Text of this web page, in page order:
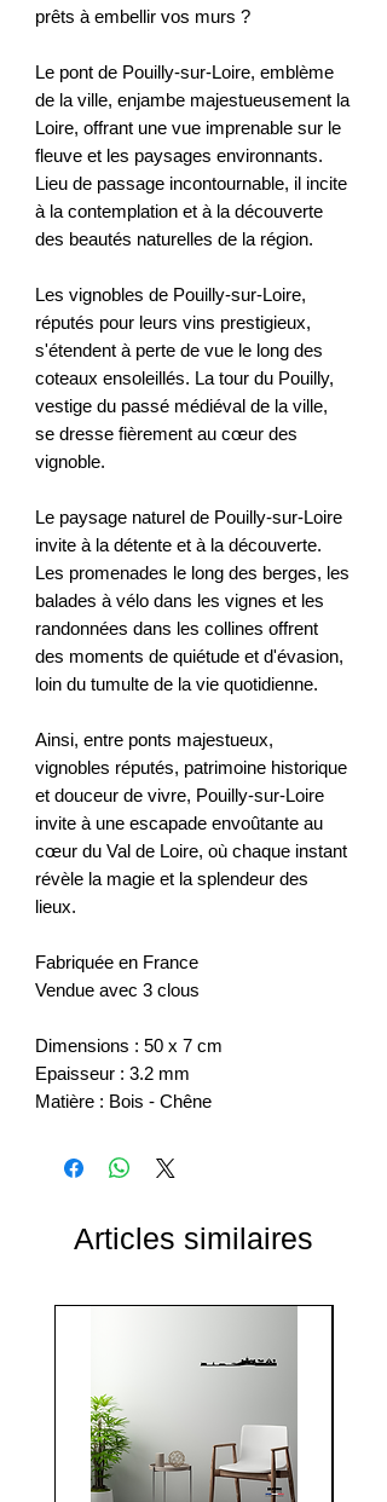
prêts à embellir vos murs ?
Le pont de Pouilly-sur-Loire, emblème
de la ville, enjambe majestueusement la
Loire, offrant une vue imprenable sur le
fleuve et les paysages environnants.
Lieu de passage incontournable, il incite
à la contemplation et à la découverte
des beautés naturelles de la région.
Les vignobles de Pouilly-sur-Loire,
réputés pour leurs vins prestigieux,
s'étendent à perte de vue le long des
coteaux ensoleillés. La tour du Pouilly,
vestige du passé médiéval de la ville,
se dresse fièrement au cœur des
vignoble.
Le paysage naturel de Pouilly-sur-Loire
invite à la détente et à la découverte.
Les promenades le long des berges, les
balades à vélo dans les vignes et les
randonnées dans les collines offrent
des moments de quiétude et d'évasion,
loin du tumulte de la vie quotidienne.
Ainsi, entre ponts majestueux,
vignobles réputés, patrimoine historique
et douceur de vivre, Pouilly-sur-Loire
invite à une escapade envoûtante au
cœur du Val de Loire, où chaque instant
révèle la magie et la splendeur des
lieux.
Fabriquée en France
Vendue avec 3 clous
Dimensions : 50 x 7 cm
Epaisseur : 3.2 mm
Matière : Bois - Chêne
Articles similaires